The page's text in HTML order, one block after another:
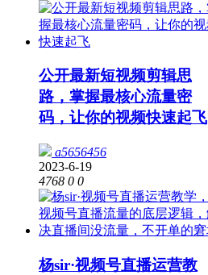
公开最新短视频剪辑思
路，掌握最核心流量密
码，让你的视频快速起飞
a5656456
2023-6-19
4768 0 0
杨sir·视频号直播运营教